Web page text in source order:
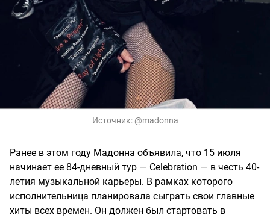
Источник: @madonna
Ранее в этом году Мадонна объявила, что 15 июля
начинает ее 84-дневный тур — Celebration — в честь 40-
летия музыкальной карьеры. В рамках которого
исполнительница планировала сыграть свои главные
хиты всех времен. Он должен был стартовать в